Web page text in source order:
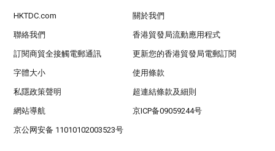
HKTDC.com 關於我們
聯絡我們 香港貿發局流動應用程式
訂閱商貿全接觸電郵通訊 更新您的香港貿發局電郵訂閱
字體大小 使用條款
私隱政策聲明 超連結條款及細則
網站導航 京ICP备09059244号
京公网安备 11010102003523号